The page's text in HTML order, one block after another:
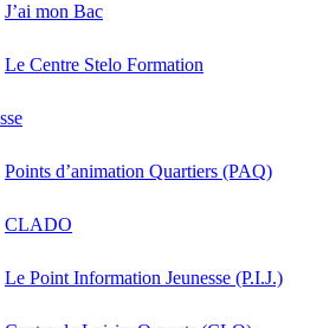
J’ai mon Bac
Le Centre Stelo Formation
Points d’animation Quartiers (PAQ)
CLADO
Le Point Information Jeunesse (P.I.J.)